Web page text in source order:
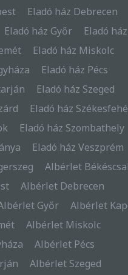
Eladó ház Debrecen
Eladó ház Győr
Eladó
Eladó ház Miskolc
Eladó ház Pécs
Eladó ház Szeged
Eladó ház
Eladó ház Szombathely
Eladó ház Veszprém
Albérlet
Albérlet Debrecen
Győr
Albérlet
Albérlet Miskolc
Albérlet Pécs
Albérlet Szeged